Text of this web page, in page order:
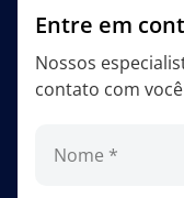
Entre em
Nossos
contato com